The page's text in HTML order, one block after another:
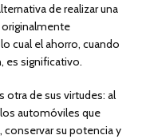
de realizar una
originalmente
cual el ahorro, cuando
es significativo.
otra de sus virtudes: al
automóviles que
su potencia y